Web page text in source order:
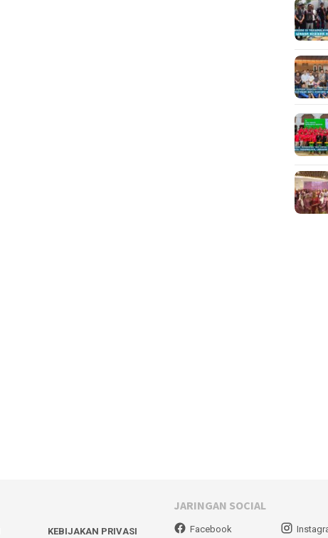
KEBIJAKAN PRIVASI
JARINGAN SOCIAL
Facebook